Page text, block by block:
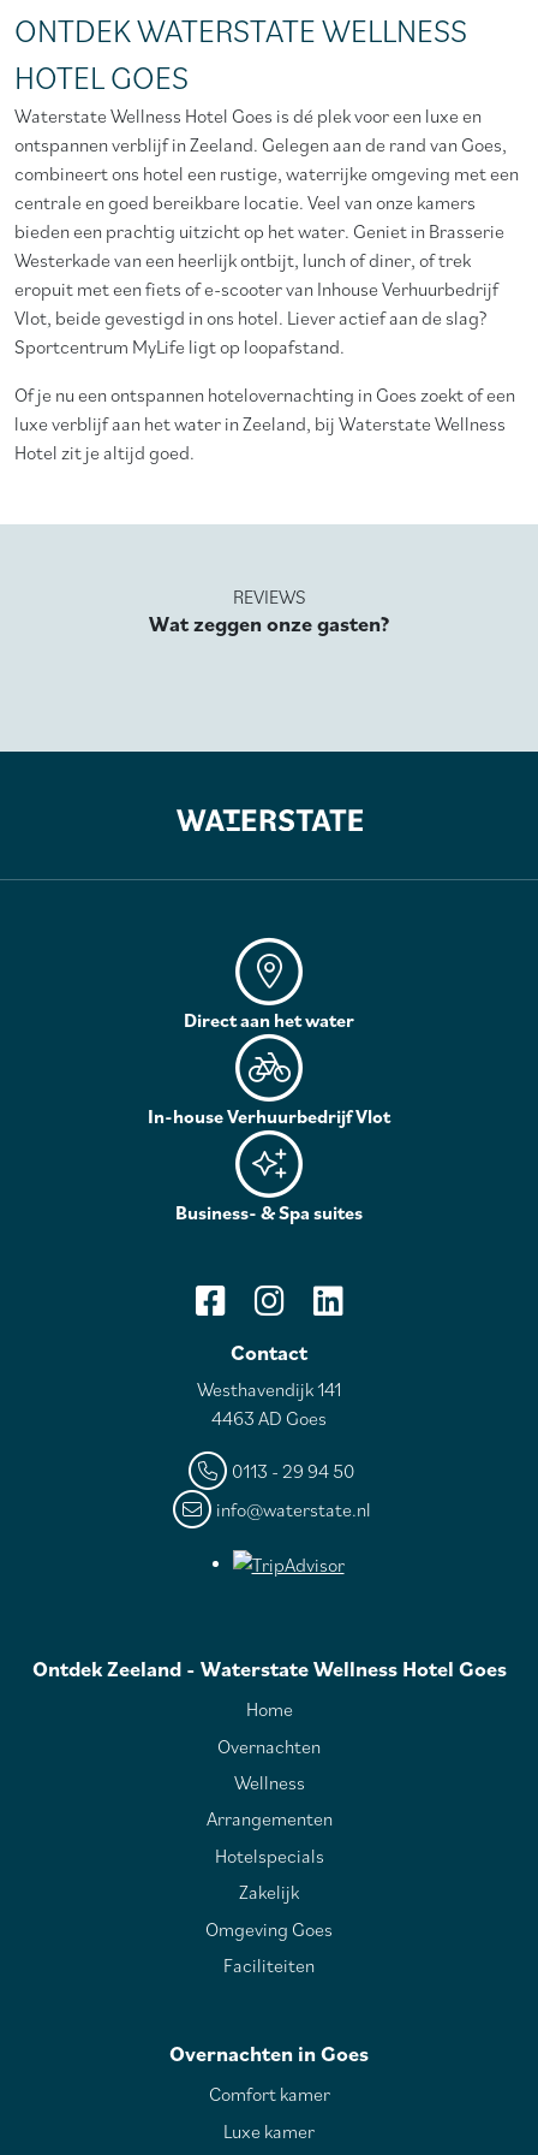
ONTDEK WATERSTATE WELLNESS
HOTEL GOES
Waterstate Wellness Hotel Goes is dé plek voor een luxe en
ontspannen verblijf in Zeeland. Gelegen aan de rand van Goes,
combineert ons hotel een rustige, waterrijke omgeving met een
centrale en goed bereikbare locatie. Veel van onze kamers
bieden een prachtig uitzicht op het water. Geniet in Brasserie
Westerkade van een heerlijk ontbijt, lunch of diner, of trek
eropuit met een fiets of e-scooter van Inhouse Verhuurbedrijf
Vlot, beide gevestigd in ons hotel. Liever actief aan de slag?
Sportcentrum MyLife ligt op loopafstand.
Of je nu een ontspannen hotelovernachting in Goes zoekt of een
luxe verblijf aan het water in Zeeland, bij Waterstate Wellness
Hotel zit je altijd goed.
REVIEWS
Wat zeggen onze gasten?
Direct aan het water
In-house Verhuurbedrijf Vlot
Business- & Spa suites
Contact
Westhavendijk 141
4463 AD Goes
0113 - 29 94 50
info@waterstate.nl
Ontdek Zeeland - Waterstate Wellness Hotel Goes
Home
Overnachten
Wellness
Arrangementen
Hotelspecials
Zakelijk
Omgeving Goes
Faciliteiten
Overnachten in Goes
Comfort kamer
Luxe kamer